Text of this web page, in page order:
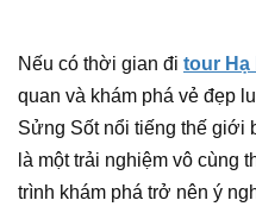
Nếu có thời gian đi tour Hạ
quan và khám phá vẻ đẹp
Sửng Sốt nổi tiếng thế giới
là một trải nghiệm vô cùng
trình khám phá trở nên ý